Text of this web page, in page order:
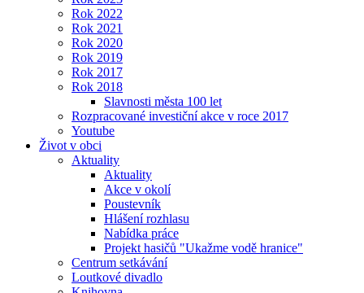
Rok 2022
Rok 2021
Rok 2020
Rok 2019
Rok 2017
Rok 2018
Slavnosti města 100 let
Rozpracované investiční akce v roce 2017
Youtube
Život v obci
Aktuality
Aktuality
Akce v okolí
Poustevník
Hlášení rozhlasu
Nabídka práce
Projekt hasičů "Ukažme vodě hranice"
Centrum setkávání
Loutkové divadlo